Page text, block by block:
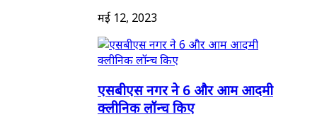
मई 12, 2023
एसबीएस नगर ने 6 और आम आदमी
क्लीनिक लॉन्च किए